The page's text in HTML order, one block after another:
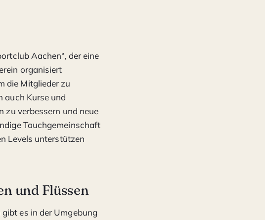
Aachen“, der eine
organisiert
die Mitglieder zu
auch Kurse und
zu verbessern und neue
Tauchgemeinschaft
Levels unterstützen
und Flüssen
es in der Umgebung